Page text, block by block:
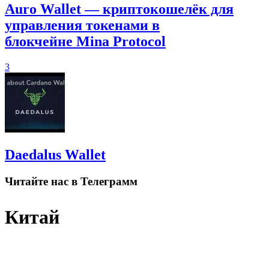
Auro Wallet — криптокошелёк для
управления токенами в
блокчейне Mina Protocol
3
Daedalus Wallet
Читайте нас в Телеграмм
Китай